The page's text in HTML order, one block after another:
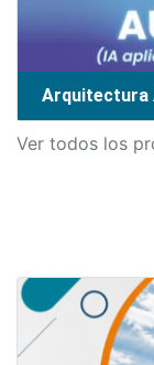
Arquitectura
Ver todos los